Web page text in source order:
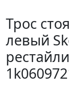
Трос
левый